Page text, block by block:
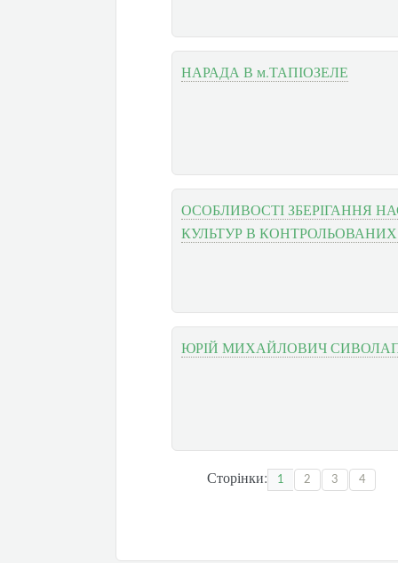
НАРАДА В м.ТАПІОЗЕЛЕ
ОСОБЛИВОСТІ ЗБЕРІГАННЯ
КУЛЬТУР В
ЮРІЙ МИХАЙЛОВИЧ
Сторінки: 1 2 3 4